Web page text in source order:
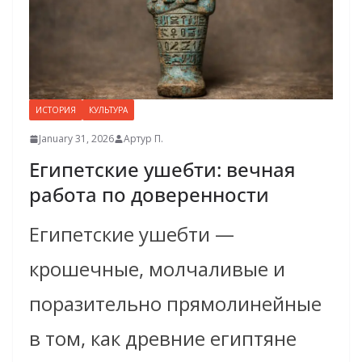
ИСТОРИЯ КУЛЬТУРА
January 31, 2026 Артур П.
Египетские ушебти: вечная
работа по доверенности
Египетские ушебти —
крошечные, молчаливые и
поразительно прямолинейные
в том, как древние египтяне